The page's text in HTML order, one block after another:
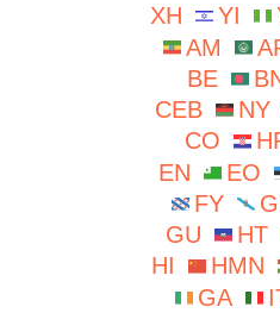
XH
YI
AM
BE
CEB
NY
CO
EN
EO
FY
GU
HT
HI
HMN
GA